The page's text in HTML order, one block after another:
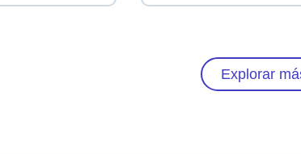
Explorar